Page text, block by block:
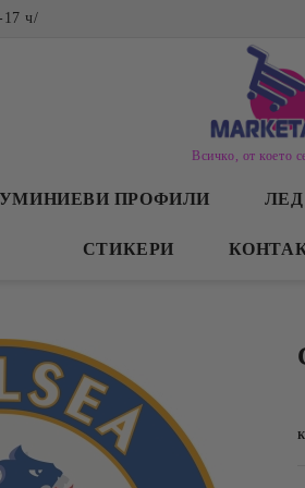
17 ч/
Всичко, от което
ПРОФИЛИ
СТИКЕРИ